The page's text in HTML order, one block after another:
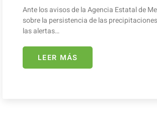
Ante los avisos de la Agencia Estatal de
sobre la persistencia de las
las alertas…
LEER MÁS